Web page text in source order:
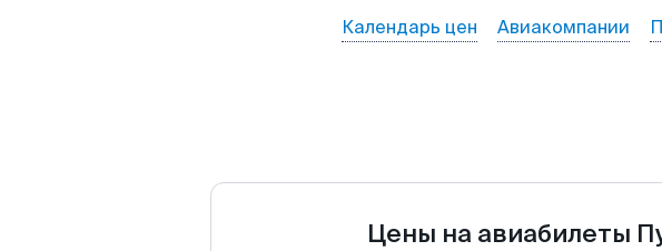
Календарь цен Авиакомпании
Цены на авиабилеты